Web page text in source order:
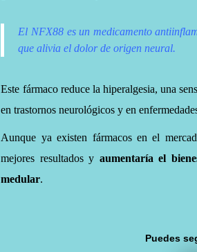
El NFX88 es un medicamento
que alivia el dolor de origen neural.
Este fármaco reduce la hiperalgesia, una
en trastornos neurológicos y en
Aunque ya existen fármacos en el
mejores resultados y aumentaría el
medular.
Puedes